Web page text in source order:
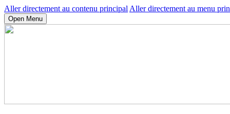
Aller directement au contenu principal Aller directement au menu
Open Menu